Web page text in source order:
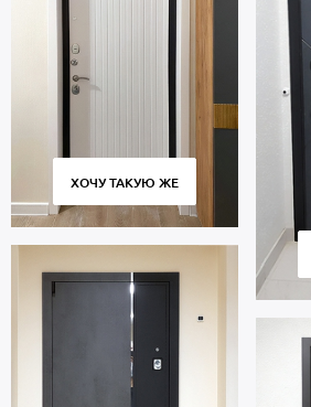
ХОЧУ ТАКУЮ ЖЕ